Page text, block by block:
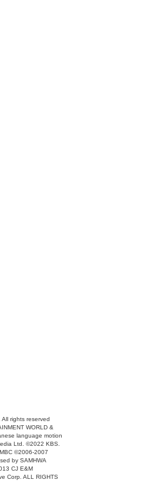
rights reserved
WORLD &
language motion
Ltd. ©2022 KBS.
©2006-2007
by SAMHWA
CJ E&M
Corp. ALL RIGHTS